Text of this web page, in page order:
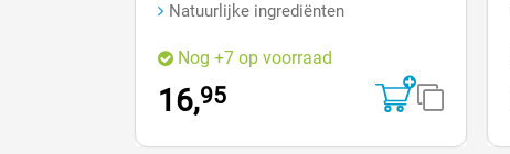
Natuurlijke ingrediënten
Nog +7 op voorraad
16,95